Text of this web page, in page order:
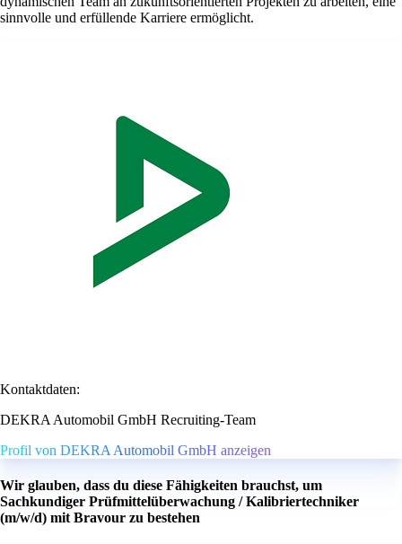
sinnvolle und erfüllende Karriere ermöglicht.
Kontaktdaten:
DEKRA Automobil GmbH Recruiting-Team
Profil von DEKRA Automobil GmbH anzeigen
Wir glauben, dass du diese Fähigkeiten brauchst, um
Sachkundiger Prüfmittelüberwachung / Kalibriertechniker
(m/w/d) mit Bravour zu bestehen